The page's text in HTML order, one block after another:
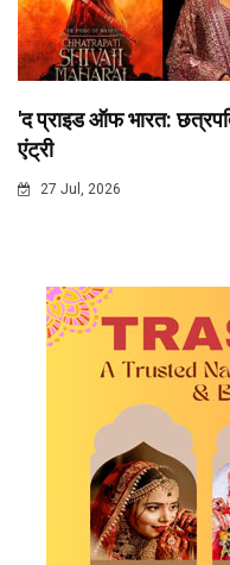
'द प्राइड ऑफ भारत:
एंट्री
27 Jul, 2026